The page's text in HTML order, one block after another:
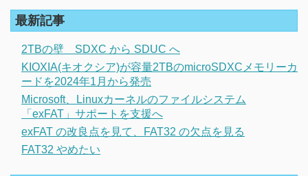
最新記事
2TBの壁 SDXC から SDUC へ
KIOXIA(キオクシア)が容量2TBのmicroSDXCメモリーカ
ードを2024年1月から発売
Microsoft、Linuxカーネルのファイルシステム
「exFAT」サポートを支援へ
exFAT の改良点を見て、FAT32 の欠点を見る
FAT32 やめたい